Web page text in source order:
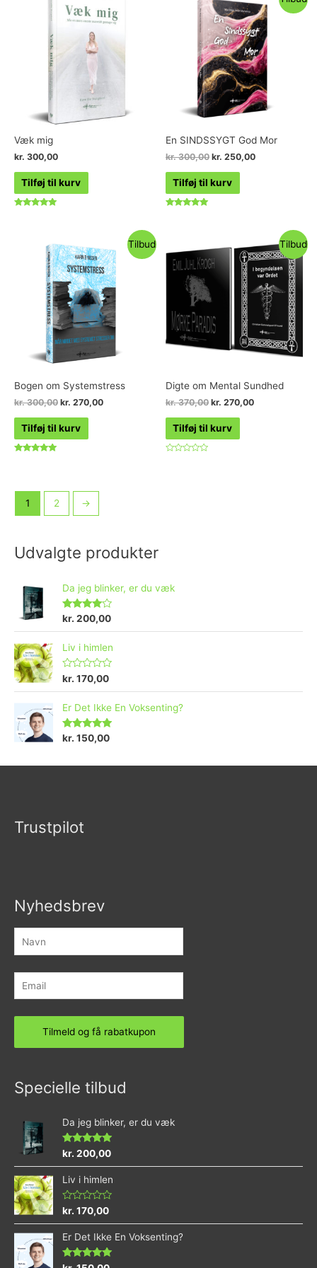
Væk mig
kr. 300,00
Tilføj til kurv
En SINDSSYGT God Mor
kr.300,00 kr. 250,00
Tilføj til kurv
Tilbud
Bogen om Systemstress
kr.300,00 kr. 270,00
Tilføj til kurv
Tilbud
Digte om Mental Sundhed
kr.370,00 kr. 270,00
Tilføj til kurv
1 2 →
Udvalgte produkter
Da jeg blinker, er du væk
Vurderet
ud af 5
kr. 200,00
Liv i himlen
V
r
d
e
r
t
d
kr. 170,00
Er Det Ikke En Voksenting?
Vurderet
ud af 5
kr. 150,00
Trustpilot
Nyhedsbrev
Specielle tilbud
Da jeg blinker, er du væk
Vurderet
ud af 5
kr. 200,00
Liv i himlen
Vurderet
ud
af
5
kr. 170,00
Er Det Ikke En Voksenting?